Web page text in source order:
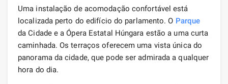
Uma instalação de acomodação confortável está
localizada perto do edifício do parlamento. O Parque
da Cidade e a Ópera Estatal Húngara estão a uma curta
caminhada. Os terraços oferecem uma vista única do
panorama da cidade, que pode ser admirada a qualquer
hora do dia.